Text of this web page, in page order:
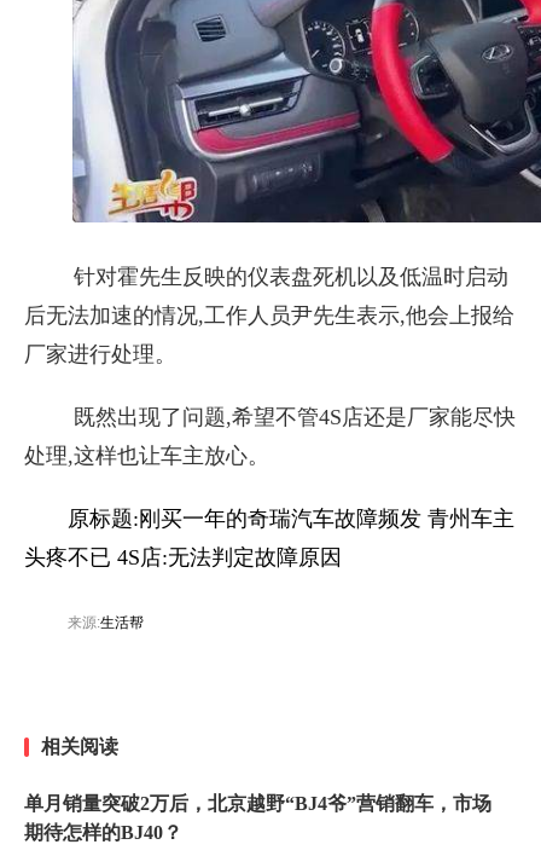
针对霍先生反映的仪表盘死机以及低温时启动
后无法加速的情况,工作人员尹先生表示,他会上报给
厂家进行处理。
既然出现了问题,希望不管4S店还是厂家能尽快
处理,这样也让车主放心。
原标题:刚买一年的奇瑞汽车故障频发 青州车主
头疼不已 4S店:无法判定故障原因
来源:生活帮
相关阅读
单月销量突破2万后，北京越野“BJ4爷”营销翻车，市场
期待怎样的BJ40？